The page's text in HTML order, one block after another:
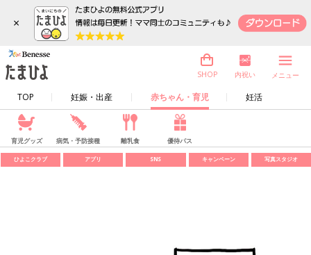
×
TOP 妊娠・出産 赤ちゃん・育児 妊活
SHOP 内祝い メニュー
育児グッズ 病気・予防接種 離乳食 優待パス
ひよこクラブ アプリ SNS キャンペーン 写真スタジオ